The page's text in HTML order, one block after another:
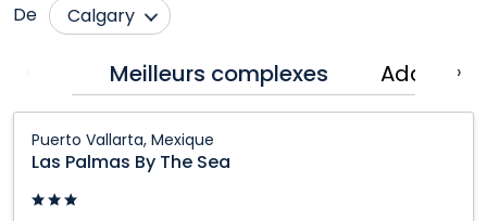
De
Calgary
Cranbrook
Edmonton
Fort McMurray
Grande Prairie
Prince George
Québec City
Meilleurs complexes Adapté›
Puerto Vallarta, Mexique
Las Palmas By The Sea
Palmas
By
The